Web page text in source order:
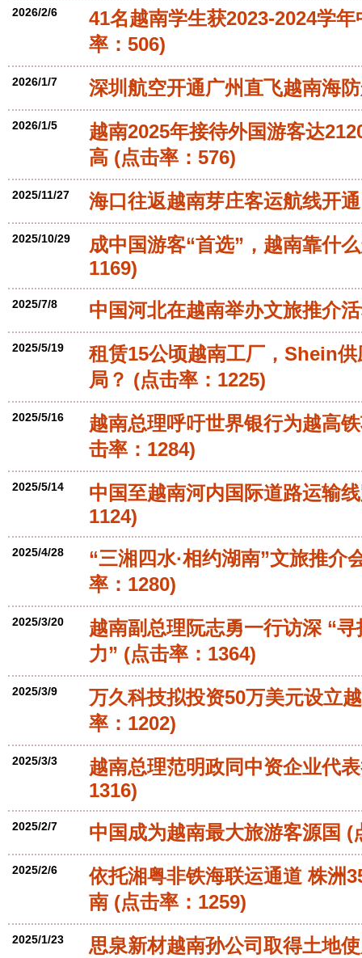
2026/2/6
41名越南学生获2023-2024学
率：506)
2026/1/7 深圳航空开通广州直飞越南海
2026/1/5
越南2025年接待外国游客达
高 (点击率：576)
2025/11/27 海口往返越南芽庄客运航线开通
2025/10/29
成中国游客“首选”，越南靠什
1169)
2025/7/8 中国河北在越南举办文旅推介
2025/5/19
租赁15公顷越南工厂，Shein
局？ (点击率：1225)
2025/5/16
越南总理呼吁世界银行为越高
击率：1284)
2025/5/14
中国至越南河内国际道路运输
1124)
2025/4/28
“三湘四水·相约湖南”文旅推介
率：1280)
2025/3/20
越南副总理阮志勇一行访深 “
力” (点击率：1364)
2025/3/9
万久科技拟投资50万美元设立
率：1202)
2025/3/3
越南总理范明政同中资企业代
1316)
2025/2/7 中国成为越南最大旅游客源国 (
2025/2/6
依托湘粤非铁海联运通道 株洲
南 (点击率：1259)
2025/1/23
思泉新材越南孙公司取得土地